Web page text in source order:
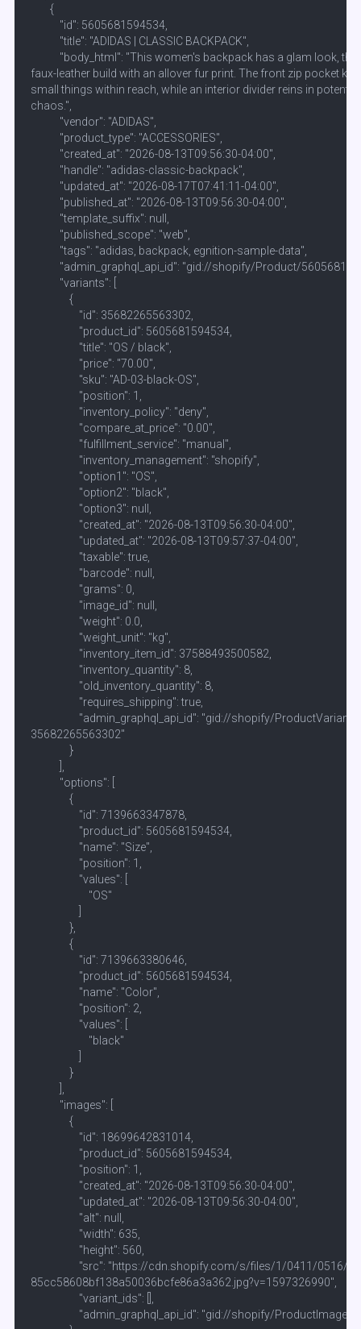
        {
            "id": 5605681594534,
            "title": "ADIDAS | CLASSIC BACKPACK",
"body_html": "This women's backpack has a glam look,
faux-leather build with an allover fur print. The front zip pocket
small things within reach, while an interior divider reins in
chaos.",
            "vendor": "ADIDAS",
            "product_type": "ACCESSORIES",
            "created_at": "2026-08-13T09:56:30-04:00",
            "handle": "adidas-classic-backpack",
            "updated_at": "2026-08-17T07:41:11-04:00",
            "published_at": "2026-08-13T09:56:30-04:00",
            "template_suffix": null,
            "published_scope": "web",
            "tags": "adidas, backpack, egnition-sample-data",
"admin_graphql_api_id": "gid://shopify/Product/
            "variants": [
                {
                    "id": 35682265563302,
                    "product_id": 5605681594534,
                    "title": "OS / black",
                    "price": "70.00",
                    "sku": "AD-03-black-OS",
                    "position": 1,
                    "inventory_policy": "deny",
                    "compare_at_price": "0.00",
                    "fulfillment_service": "manual",
                    "inventory_management": "shopify",
                    "option1": "OS",
                    "option2": "black",
                    "option3": null,
                    "created_at": "2026-08-13T09:56:30-04:00",
                    "updated_at": "2026-08-13T09:57:37-04:00",
                    "taxable": true,
                    "barcode": null,
                    "grams": 0,
                    "image_id": null,
                    "weight": 0.0,
                    "weight_unit": "kg",
                    "inventory_item_id": 37588493500582,
                    "inventory_quantity": 8,
                    "old_inventory_quantity": 8,
                    "requires_shipping": true,
                    "admin_graphql_api_id": "gid://shopify/ProductVariant/
35682265563302"
                }
            "options": [
                {
                    "id": 7139663347878,
                    "product_id": 5605681594534,
                    "name": "Size",
                    "position": 1,
                    "values": [
                        "OS"
                },
                {
                    "id": 7139663380646,
                    "product_id": 5605681594534,
                    "name": "Color",
                    "position": 2,
                    "values": [
                        "black"
                }
            "images": [
                {
                    "id": 18699642831014,
                    "product_id": 5605681594534,
                    "position": 1,
                    "created_at": "2026-08-13T09:56:30-04:00",
                    "updated_at": "2026-08-13T09:56:30-04:00",
                    "alt": null,
                    "width": 635,
                    "height": 560,
"src": "https://cdn.shopify.com/s/files/1/0411/
85cc58608bf138a50036bcfe86a3a362.jpg?v=1597326990",
                    "variant_ids": [],
"admin_graphql_api_id": "gid://shopify/